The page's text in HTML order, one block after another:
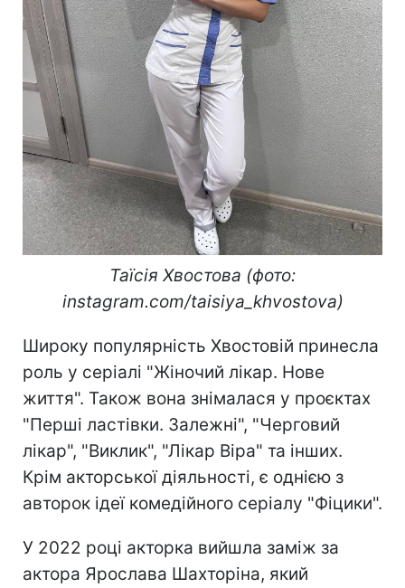
Таїсія Хвостова (фото:
instagram.com/taisiya_khvostova)
Широку популярність Хвостовій принесла
роль у серіалі "Жіночий лікар. Нове
життя". Також вона знімалася у проєктах
"Перші ластівки. Залежні", "Черговий
лікар", "Виклик", "Лікар Віра" та інших.
Крім акторської діяльності, є однією з
авторок ідеї комедійного серіалу "Фіцики".
У 2022 році акторка вийшла заміж за
актора Ярослава Шахторіна, який